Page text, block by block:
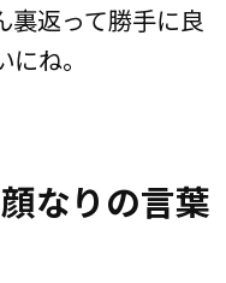
裏返って勝手に良
ね。
なりの言葉